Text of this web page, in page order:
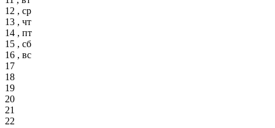
12 , ср
13 , чт
14 , пт
15 , сб
16 , вс
17
18
19
20
21
22